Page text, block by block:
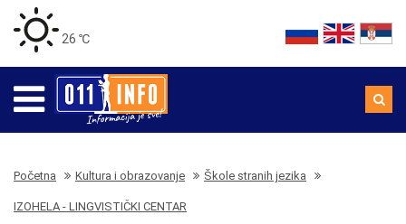
26 ℃
Početna Kultura i obrazovanje Škole stranih jezika
IZOHELA - LINGVISTIČKI CENTAR